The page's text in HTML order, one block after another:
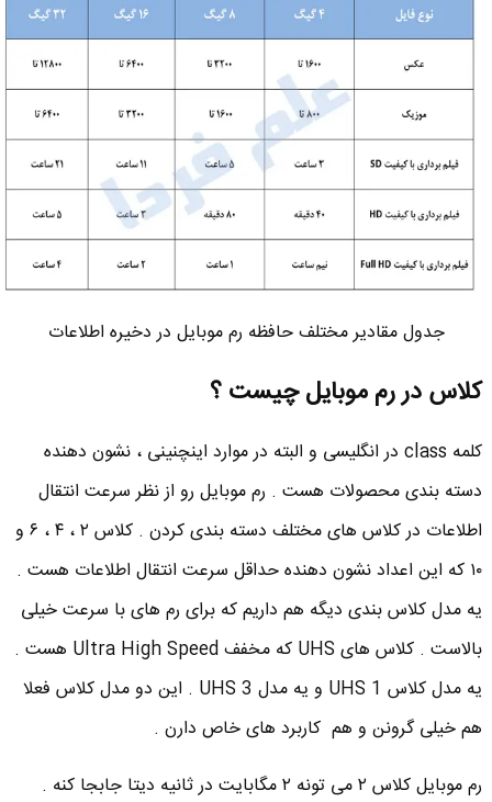
جدول مقادیر مختلف حافظه رم موبایل در دخیره اطلاعات
کلاس در رم موبایل چیست ؟
کلمه class در انگلیسی و البته در موارد اینچنینی ، نشون دهنده
دسته بندی محصولات هست . رم موبایل رو از نظر سرعت انتقال
اطلاعات در کلاس های مختلف دسته بندی کردن . کلاس ۲ ، ۴ ، ۶ و
۱۰ که این اعداد نشون دهنده حداقل سرعت انتقال اطلاعات هست .
یه مدل کلاس بندی دیگه هم داریم که برای رم های با سرعت خیلی
بالاست . کلاس های UHS که مخفف Ultra High Speed هست .
یه مدل کلاس UHS 1 و یه مدل UHS 3 . این دو مدل کلاس فعلا
هم خیلی گرونن و هم کاربرد های خاص دارن .
رم موبایل کلاس ۲ می تونه ۲ مگابایت در ثانیه دیتا جابجا کنه .